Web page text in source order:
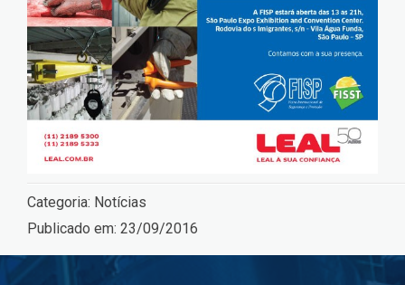
Categoria: Notícias
Publicado em: 23/09/2016